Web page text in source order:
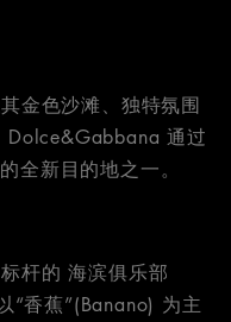
金色沙滩、独特氛围
Dolce&Gabbana 通过
全新目的地之一。
杆的 海滨俱乐部
“香蕉”(Banano) 为主